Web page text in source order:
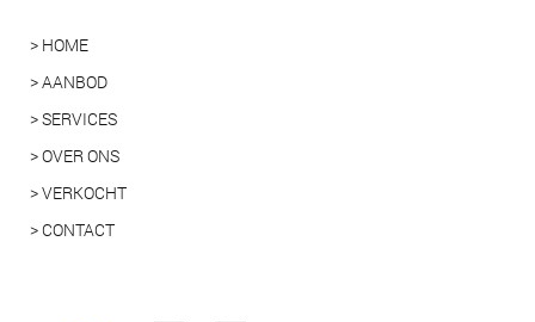
> HOME
> AANBOD
> SERVICES
> OVER ONS
> VERKOCHT
> CONTACT